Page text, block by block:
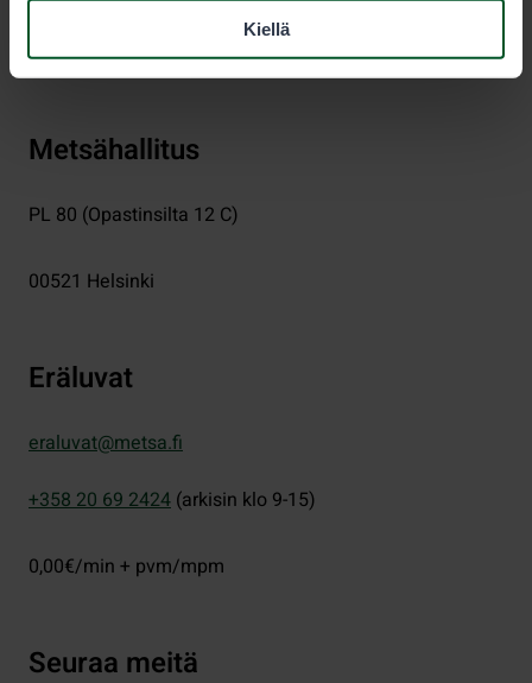
Kiellä
Metsähallitus
PL 80 (Opastinsilta 12 C)
00521 Helsinki
Eräluvat
eraluvat@metsa.fi
+358 20 69 2424 (arkisin klo 9-15)
0,00€/min + pvm/mpm
Seuraa meitä